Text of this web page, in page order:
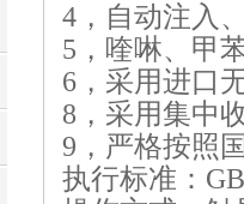
4 ，自动注入
5 ，喹啉、甲
6 ，采用进口
8 ，采用集中
9 ，严格按照
执行标准：